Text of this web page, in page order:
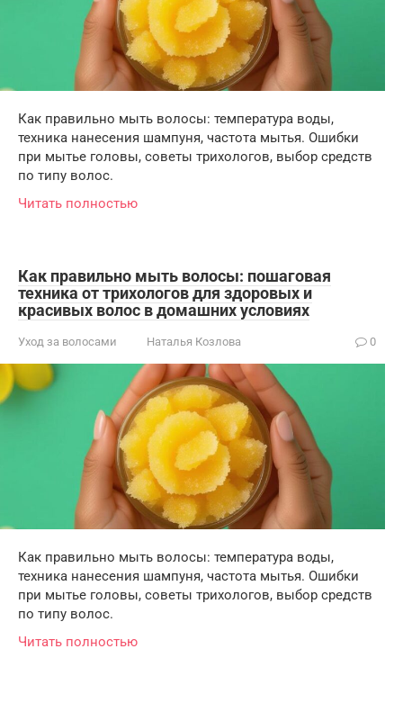
Как правильно мыть волосы: температура воды,
техника нанесения шампуня, частота мытья. Ошибки
при мытье головы, советы трихологов, выбор средств
по типу волос.
Читать полностью
Как правильно мыть волосы: пошаговая
техника от трихологов для здоровых и
красивых волос в домашних условиях
Уход за волосами Наталья Козлова 0
Как правильно мыть волосы: температура воды,
техника нанесения шампуня, частота мытья. Ошибки
при мытье головы, советы трихологов, выбор средств
по типу волос.
Читать полностью